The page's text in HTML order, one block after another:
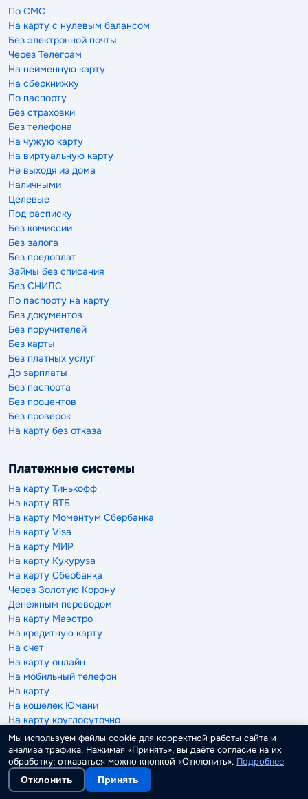
По СМС
На карту с нулевым балансом
Без электронной почты
Через Телеграм
На неименную карту
На сберкнижку
По паспорту
Без страховки
Без телефона
На чужую карту
На виртуальную карту
Не выходя из дома
Наличными
Целевые
Под расписку
Без комиссии
Без залога
Без предоплат
Займы без списания
Без СНИЛС
По паспорту на карту
Без документов
Без поручителей
Без карты
Без платных услуг
До зарплаты
Без паспорта
Без процентов
Без проверок
На карту без отказа
Платежные системы
На карту Тинькофф
На карту ВТБ
На карту Моментум Сбербанка
На карту Visa
На карту МИР
На карту Кукуруза
На карту Сбербанка
Через Золотую Корону
Денежным переводом
На карту Маэстро
На кредитную карту
На счет
На карту онлайн
На мобильный телефон
На карту
На кошелек Юмани
На карту круглосуточно
На Киви кошелек
На карту через Госуслуги
Под залог
Мы используем файлы cookie для корректной работы сайта и
анализа трафика. Нажимая «Принять», вы даёте согласие на их
обработку; отказаться можно кнопкой «Отклонить». Подробнее
Отклонить Принять